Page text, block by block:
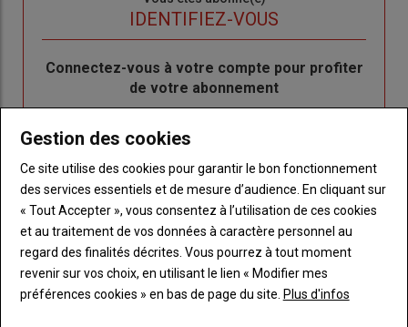
IDENTIFIEZ-VOUS
Body
Connectez-vous à votre compte pour profiter
de votre abonnement
"Créer
un
nouveau
compte"
Lien
"Réinitialiser
votre
mot
de
passe"
Réinitialiser votre mot de passe
"Je
me
connecte"
Je me connecte
Sous-
titre
Vous n'êtes pas abonné(e)
CRÉEZ UN COMPTE
Gestion des cookies
Ce site utilise des cookies pour garantir le bon fonctionnement
des services essentiels et de mesure d’audience. En cliquant sur
« Tout Accepter », vous consentez à l’utilisation de ces cookies
et au traitement de vos données à caractère personnel au
regard des finalités décrites. Vous pourrez à tout moment
revenir sur vos choix, en utilisant le lien « Modifier mes
préférences cookies » en bas de page du site. Plus d'infos